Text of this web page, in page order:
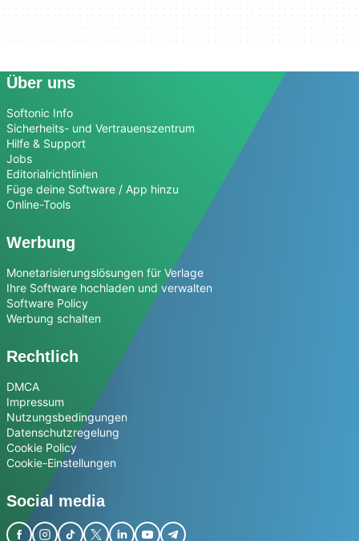
Über uns
Softonic Info
Sicherheits- und Vertrauenszentrum
Hilfe & Support
Jobs
Editorialrichtlinien
Füge deine Software / App hinzu
Online-Tools
Werbung
Monetarisierungslösungen für Verlage
Ihre Software hochladen und verwalten
Software Policy
Werbung schalten
Rechtlich
DMCA
Impressum
Nutzungsbedingungen
Datenschutzregelung
Cookie Policy
Cookie-Einstellungen
Social media